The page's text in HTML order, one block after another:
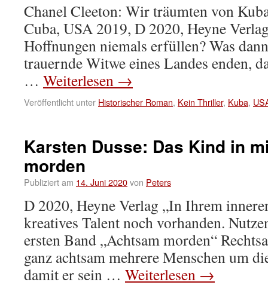
Chanel Cleeton: Wir träumten von
Cuba, USA 2019, D 2020, Heyne
Hoffnungen niemals erfüllen? Was
trauernde Witwe eines Landes enden,
… Weiterlesen →
Veröffentlicht unter Historischer Roman, Kein Thriller, Kuba,
Karsten Dusse: Das Kind in
morden
Publiziert am 14. Juni 2020von Peters
D 2020, Heyne Verlag „In Ihrem
kreatives Talent noch vorhanden.
ersten Band „Achtsam morden“
ganz achtsam mehrere Menschen um
damit er sein … Weiterlesen →